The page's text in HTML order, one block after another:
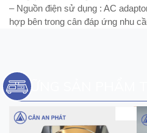
– Nguồn điện sử dụng : AC
hợp bên trong cân đáp ứng nhu
NHỮNG SẢN PHẨM